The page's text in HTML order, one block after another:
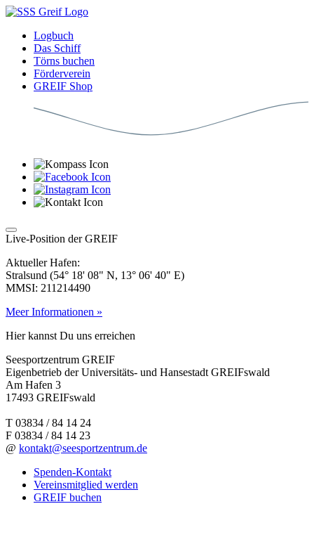
Logbuch
Das Schiff
Törns buchen
Förderverein
GREIF Shop
Live-Position der GREIF
Aktueller Hafen:
Stralsund (54° 18' 08" N, 13° 06' 40" E)
MMSI: 211214490
Meer Informationen »
Hier kannst Du uns erreichen
Seesportzentrum GREIF
Eigenbetrieb der Universitäts- und Hansestadt GREIFswald
Am Hafen 3
17493 GREIFswald
T 03834 / 84 14 24
F 03834 / 84 14 23
@ kontakt@seesportzentrum.de
Spenden-Kontakt
Vereinsmitglied werden
GREIF buchen